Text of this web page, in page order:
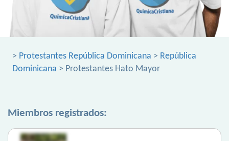
> Protestantes República Dominicana > República
Dominicana > Protestantes Hato Mayor
Miembros registrados: